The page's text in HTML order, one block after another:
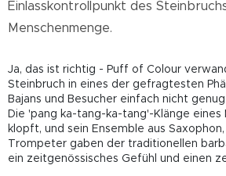
Einlasskontrollpunkt des
Menschenmenge.
Ja, das ist richtig - Puff of Colour
Steinbruch in eines der gefragtesten
Bajans und Besucher einfach nicht
Die 'pang ka-tang-ka-tang'-Klänge eines
klopft, und sein Ensemble aus
Trompeter gaben der traditionellen
ein zeitgenössisches Gefühl und einen